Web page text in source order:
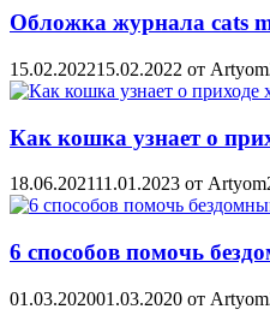
Обложка журнала cats
15.02.202215.02.2022 от
Как кошка узнает о
18.06.202111.01.2023 от
6 способов помочь
01.03.202001.03.2020 от